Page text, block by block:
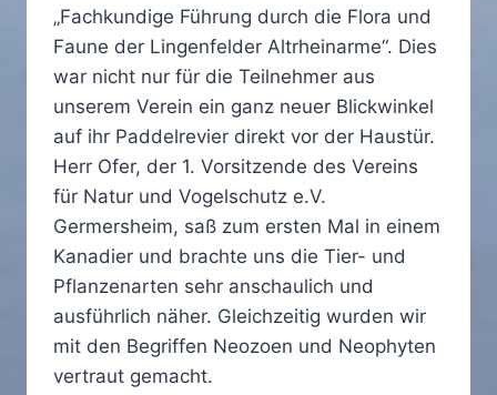
„Fachkundige Führung durch die Flora und
Faune der Lingenfelder Altrheinarme“. Dies
war nicht nur für die Teilnehmer aus
unserem Verein ein ganz neuer Blickwinkel
auf ihr Paddelrevier direkt vor der Haustür.
Herr Ofer, der 1. Vorsitzende des Vereins
für Natur und Vogelschutz e.V.
Germersheim, saß zum ersten Mal in einem
Kanadier und brachte uns die Tier- und
Pflanzenarten sehr anschaulich und
ausführlich näher. Gleichzeitig wurden wir
mit den Begriffen Neozoen und Neophyten
vertraut gemacht.